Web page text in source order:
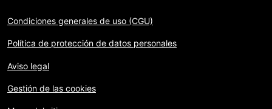
Condiciones generales de uso (CGU)
Política de protección de datos personales
Aviso legal
Gestión de las cookies